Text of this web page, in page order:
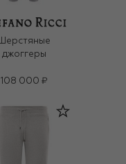
Шерстяные
джоггеры
108 000 ₽